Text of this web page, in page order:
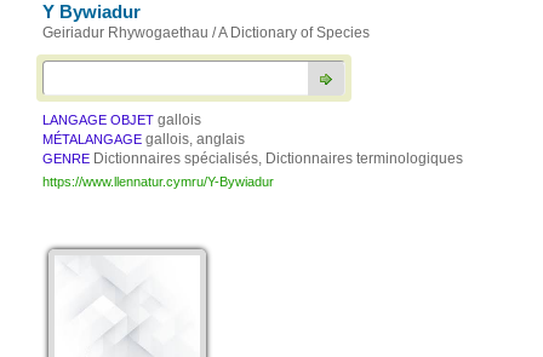
Y Bywiadur
Geiriadur Rhywogaethau / A Dictionary of Species
LANGAGE OBJET gallois
MÉTALANGAGE gallois, anglais
GENRE Dictionnaires spécialisés, Dictionnaires terminologiques
https://www.llennatur.cymru/Y-Bywiadur